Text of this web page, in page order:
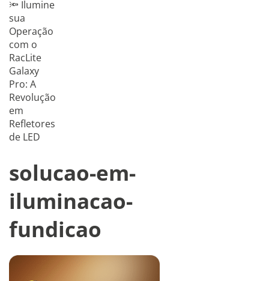
🔦 Ilumine
sua
Operação
com o
RacLite
Galaxy
Pro: A
Revolução
em
Refletores
de LED
solucao-em-
iluminacao-
fundicao